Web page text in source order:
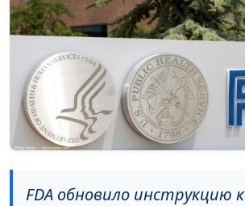
FDA обновило инструкцию к